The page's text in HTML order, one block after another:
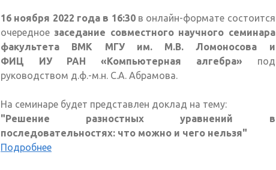
16 ноября 2022 года в 16:30 в онлайн-формате состоится
очередное заседание совместного научного семинара
факультета ВМК МГУ им. М.В. Ломоносова и
ФИЦ ИУ РАН «Компьютерная алгебра» под
руководством д.ф.-м.н. С.А. Абрамова.
На семинаре будет представлен доклад на тему:
"Решение разностных уравнений в
последовательностях: что можно и чего нельзя"
Подробнее